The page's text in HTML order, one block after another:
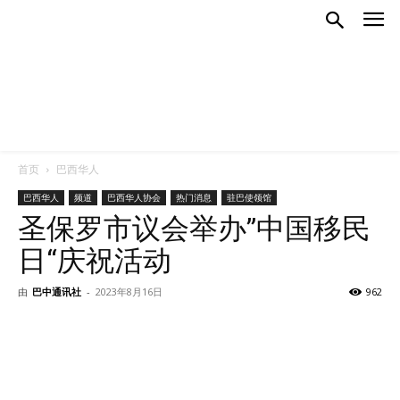
首页 巴西华人
巴西华人 频道 巴西华人协会 热门消息 驻巴使领馆
圣保罗市议会举办”中国移民
日“庆祝活动
由 巴中通讯社 - 2023年8月16日 962